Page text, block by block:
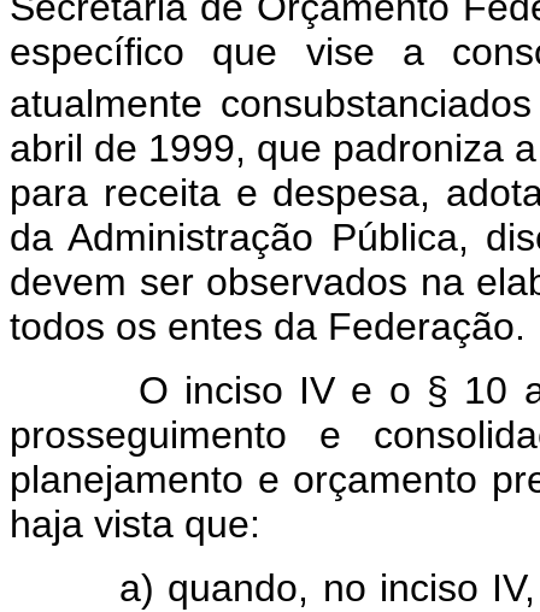
específico que vise a
atualmente
abril de 1999, que padroniza
para receita e despesa,
da Administração Pública,
devem ser observados na
todos os entes da Federação.
O inciso IV e o § 10
prosseguimento e
planejamento e orçamento
haja vista que:
a) quando, no inciso IV,